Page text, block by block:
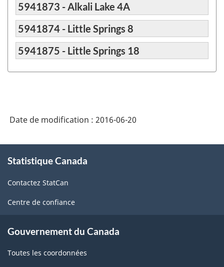
5941873 - Alkali Lake 4A
5941874 - Little Springs 8
5941875 - Little Springs 18
Date de modification : 2016-06-20
propos
ce
site
Statistique Canada
Contactez StatCan
Centre de confiance
Gouvernement du Canada
Toutes les coordonnées